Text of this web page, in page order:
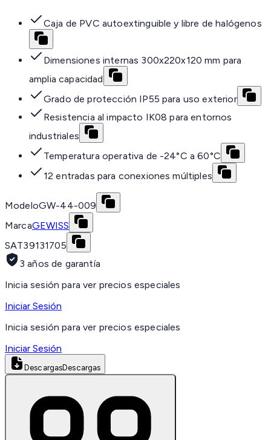
Caja de PVC autoextinguible y libre de halógenos
Dimensiones internas 300x220x120 mm para
amplia capacidad
Grado de protección IP55 para uso exterior
Resistencia al impacto IK08 para entornos
industriales
Temperatura operativa de -24°C a 60°C
12 entradas para conexiones múltiples
ModeloGW-44-009
MarcaGEWISS
SAT39131705
3 años de garantía
Inicia sesión para ver precios especiales
Iniciar Sesión
Inicia sesión para ver precios especiales
Iniciar Sesión
DescargasDescargas